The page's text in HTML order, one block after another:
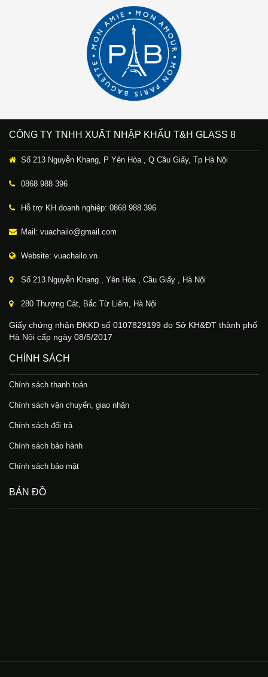
CÔNG TY TNHH XUẤT NHẬP KHẨU T&H GLASS 8
Số 213 Nguyễn Khang, P Yên Hòa , Q Cầu Giấy, Tp Hà Nội
0868 988 396
Hỗ trợ KH doanh nghiệp: 0868 988 396
Mail: vuachailo@gmail.com
Website: vuachailo.vn
Số 213 Nguyễn Khang , Yên Hòa , Cầu Giấy , Hà Nội
280 Thượng Cát, Bắc Từ Liêm, Hà Nội
Giấy chứng nhận ĐKKD số 0107829199 do Sở KH&ĐT thành phố
Hà Nội cấp ngày 08/5/2017
CHÍNH SÁCH
Chính sách thanh toán
Chính sách vận chuyển, giao nhận
Chính sách đổi trả
Chính sách bảo hành
Chính sách bảo mật
BẢN ĐỒ